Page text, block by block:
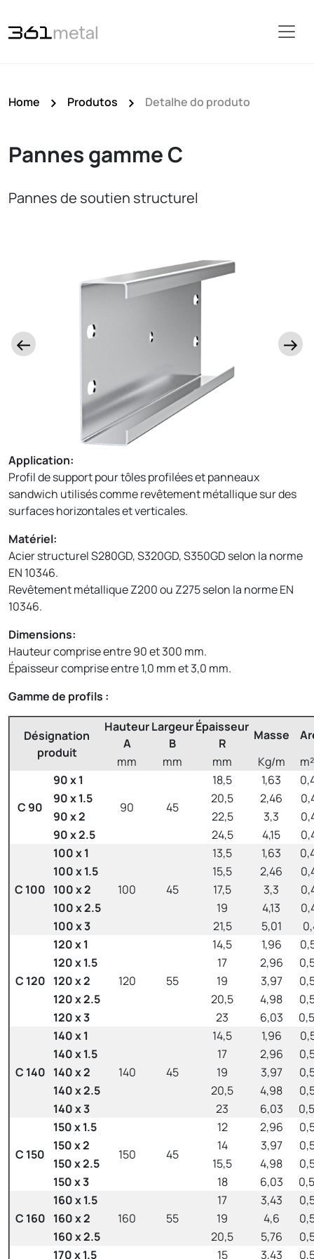
Home Produtos Detalhe do produto
Pannes gamme C
Pannes de soutien structurel
Application:
Profil de support pour tôles profilées et panneaux
sandwich utilisés comme revêtement métallique sur des
surfaces horizontales et verticales.
Matériel:
Acier structurel S280GD, S320GD, S350GD selon la norme
EN 10346.
Revêtement métallique Z200 ou Z275 selon la norme EN
10346.
Dimensions:
Hauteur comprise entre 90 et 300 mm.
Épaisseur comprise entre 1,0 mm et 3,0 mm.
Gamme de profils :
Désignation
produit
Hauteur
A
Largeur
B
Épaisseur
R
Masse
mm
mm mm Kg/m
C 90
90 x 1
90
45
18,5 1,63
90 x 1.5
20,5 2,46
90 x 2
22,5 3,3
90 x 2.5
24,5 4,15
C 100
100 x 1
100 45
13,5 1,63
100 x 1.5
15,5 2,46
100 x 2
17,5 3,3
100 x 2.5
19 4,13
100 x 3
21,5 5,01
C 120
120 x 1
120 55
14,5 1,96
120 x 1.5
17 2,96
120 x 2
19 3,97
120 x 2.5
20,5 4,98
120 x 3
23 6,03
C 140
140 x 1
140 45
14,5 1,96
140 x 1.5
17 2,96
140 x 2
19 3,97
140 x 2.5
20,5 4,98
140 x 3
23 6,03
C 150
150 x 1.5
150
45
12 2,96
150 x 2
14 3,97
150 x 2.5
15,5 4,98
150 x 3
18 6,03
C 160
160 x 1.5
160
55
17 3,43
160 x 2
19 4,6
160 x 2.5
20,5 5,76
170 x 1.5
15 3,43